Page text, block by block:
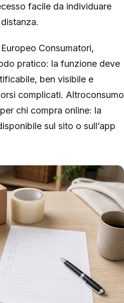
facile da individuare
Consumatori,
pratico: la funzione deve
ben visibile e
complicati. Altroconsumo
chi compra online: la
sul sito o sull’app